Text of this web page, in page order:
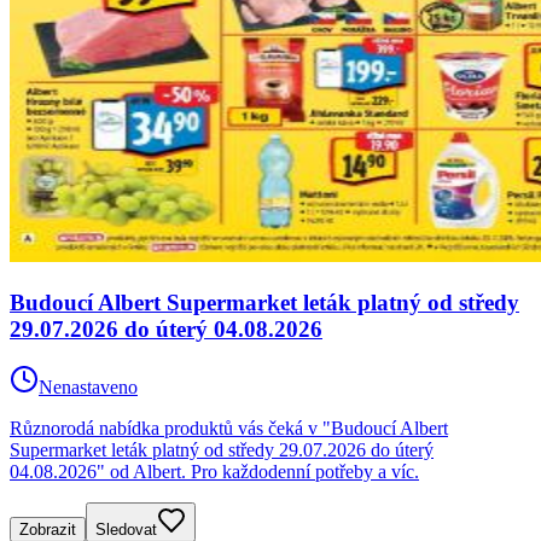
Budoucí Albert Supermarket leták platný od středy
29.07.2026 do úterý 04.08.2026
Nenastaveno
Různorodá nabídka produktů vás čeká v "Budoucí Albert
Supermarket leták platný od středy 29.07.2026 do úterý
04.08.2026" od Albert. Pro každodenní potřeby a víc.
Zobrazit Sledovat